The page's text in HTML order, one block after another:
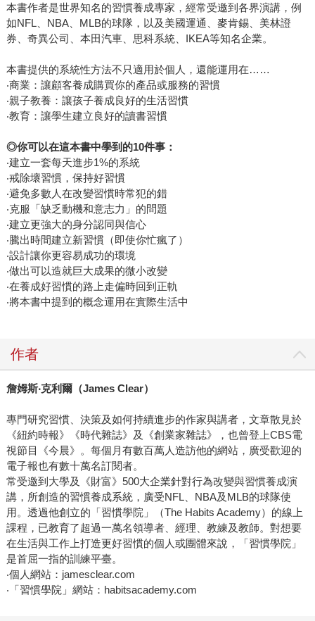
本書作者是世界知名的習慣養成專家，經常受邀到各界演講，例
如NFL、NBA、MLB的球隊，以及美國運通、麥肯錫、美林證
券、奇異公司、本田汽車、思科系統、IKEA等知名企業。
本書提供的系統性方法不只適用於個人，還能運用在……
‧商業：讓顧客養成購買你的產品或服務的習慣
‧親子教養：讓孩子養成良好的生活習慣
‧教育：讓學生建立良好的讀書習慣
◎你可以在這本書中學到的10件事：
‧建立一套每天進步1%的系統
‧戒除壞習慣，保持好習慣
‧避免多數人在改變習慣時常犯的錯
‧克服「缺乏動機和意志力」的問題
‧建立更強大的身分認同與信心
‧騰出時間建立新習慣（即使你忙瘋了）
‧設計讓你更容易成功的環境
‧做出可以造就巨大成果的微小改變
‧在養成好習慣的路上走偏時回到正軌
‧將本書中提到的概念運用在實際生活中
作者
詹姆斯‧克利爾（James Clear）
專門研究習慣、決策及如何持續進步的作家與講者，文章散見於
《紐約時報》《時代雜誌》及《創業家雜誌》，也曾登上CBS電
視節目《今晨》。每個月有數百萬人造訪他的網站，廣受歡迎的
電子報也有數十萬名訂閱者。
常受邀到大學及《財富》500大企業針對行為改變與習慣養成演
講，所創造的習慣養成系統，廣受NFL、NBA及MLB的球隊使
用。透過他創立的「習慣學院」（The Habits Academy）的線上
課程，已教育了超過一萬名領導者、經理、教練及教師。對想要
在生活與工作上打造更好習慣的個人或團體來說，「習慣學院」
是首屈一指的訓練平臺。
‧個人網站：jamesclear.com
‧「習慣學院」網站：habitsacademy.com